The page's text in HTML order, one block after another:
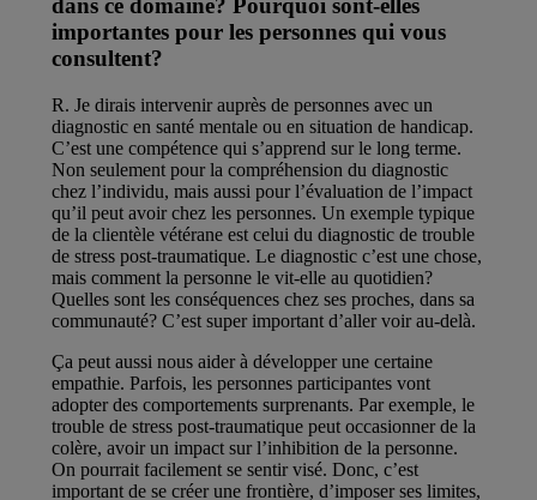
dans ce domaine? Pourquoi sont-elles
importantes pour les personnes qui vous
consultent?
R. Je dirais intervenir auprès de personnes avec un
diagnostic en santé mentale ou en situation de handicap.
C’est une compétence qui s’apprend sur le long terme.
Non seulement pour la compréhension du diagnostic
chez l’individu, mais aussi pour l’évaluation de l’impact
qu’il peut avoir chez les personnes. Un exemple typique
de la clientèle vétérane est celui du diagnostic de trouble
de stress post-traumatique. Le diagnostic c’est une chose,
mais comment la personne le vit-elle au quotidien?
Quelles sont les conséquences chez ses proches, dans sa
communauté? C’est super important d’aller voir au-delà.
Ça peut aussi nous aider à développer une certaine
empathie. Parfois, les personnes participantes vont
adopter des comportements surprenants. Par exemple, le
trouble de stress post-traumatique peut occasionner de la
colère, avoir un impact sur l’inhibition de la personne.
On pourrait facilement se sentir visé. Donc, c’est
important de se créer une frontière, d’imposer ses limites,